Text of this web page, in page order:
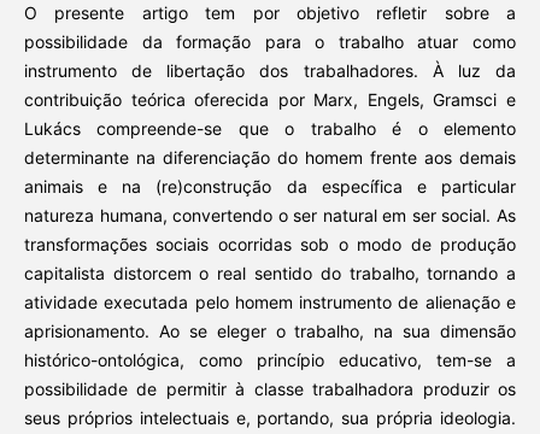
O presente artigo tem por objetivo refletir sobre a
possibilidade da formação para o trabalho atuar como
instrumento de libertação dos trabalhadores. À luz da
contribuição teórica oferecida por Marx, Engels, Gramsci e
Lukács compreende-se que o trabalho é o elemento
determinante na diferenciação do homem frente aos demais
animais e na (re)construção da específica e particular
natureza humana, convertendo o ser natural em ser social. As
transformações sociais ocorridas sob o modo de produção
capitalista distorcem o real sentido do trabalho, tornando a
atividade executada pelo homem instrumento de alienação e
aprisionamento. Ao se eleger o trabalho, na sua dimensão
histórico-ontológica, como princípio educativo, tem-se a
possibilidade de permitir à classe trabalhadora produzir os
seus próprios intelectuais e, portando, sua própria ideologia.